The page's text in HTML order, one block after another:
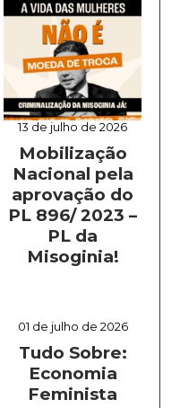
13 de julho de 2026
Mobilização
Nacional pela
aprovação do
PL 896/ 2023 –
PL da
Misoginia!
01 de julho de 2026
Tudo Sobre:
Economia
Feminista